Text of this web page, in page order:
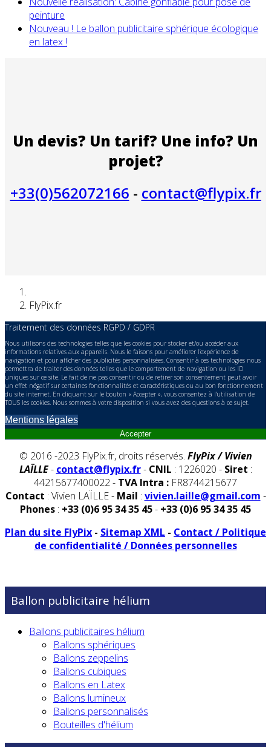
peinture
Nouveau ! Le ballon publicitaire sphérique écologique
en latex !
Un devis? Un tarif? Une info? Un
projet?
+33(0)562072166 - contact@flypix.fr
FlyPix.fr
Traitement des données RGPD / GDPR
Nous utilisons des technologies telles que les cookies pour stocker et/ou accéder aux
informations relatives aux appareils. Nous le faisons pour améliorer l’expérience de
navigation et pour afficher des publicités personnalisées. Consentir à ces technologies nous
permettra de traiter des données telles que le comportement de navigation ou les ID
uniques sur ce site. Le fait de ne pas consentir ou de retirer son consentement peut avoir
un effet négatif sur certaines fonctionnalités et caractéristiques ou au bon fonctionnement
du site internet. En cliquant sur le bouton « Accepter », vous consentez à l'utilisation de
TOUS les cookies. Nous sommes à votre disposition si vous avez des questions à ce sujet.
Mentions légales
Accepter
© 2016 -2023 FlyPix.fr, droits réservés. FlyPix / Vivien
LAÏLLE - contact@flypix.fr- CNIL : 1226020 - Siret :
44215677400022 - TVA Intra : FR8744215677
Contact : Vivien LAÏLLE - Mail : vivien.laille@gmail.com -
Phones : +33 (0)6 95 34 35 45- +33 (0)6 95 34 35 45
Plan du site FlyPix - Sitemap XML - Contact / Politique
de confidentialité / Données personnelles
Ballon publicitaire hélium
Ballons publicitaires hélium
Ballons sphériques
Ballons zeppelins
Ballons cubiques
Ballons en Latex
Ballons lumineux
Ballons personnalisés
Bouteilles d'hélium